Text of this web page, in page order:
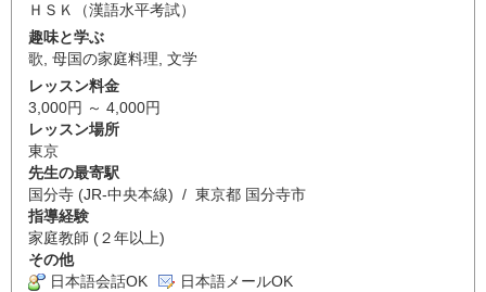
ＨＳＫ（漢語水平考試）
趣味と学ぶ
歌 母国の家庭料理 文学
レッスン料金
3,000円 ～ 4,000円
レッスン場所
東京
先生の最寄駅
国分寺 (JR-中央本線) / 東京都 国分寺市
指導経験
家庭教師 (２年以上)
その他
日本語会話OK
日本語メールOK